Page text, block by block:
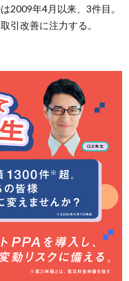
2009年4月以来、3件目。
引改善に注力する。